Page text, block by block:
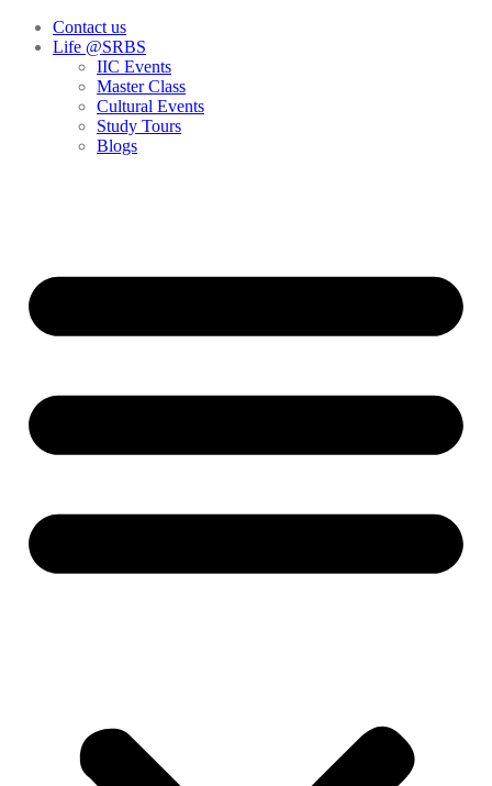
Contact us
Life @SRBS
IIC Events
Master Class
Cultural Events
Study Tours
Blogs